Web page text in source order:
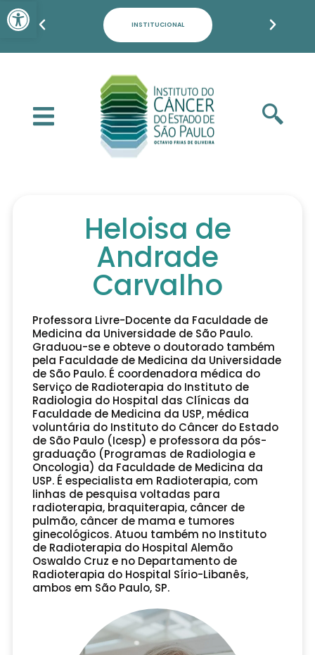
Barra de Ferramentas
PACIENTES, FAMILIARES E POPULAÇÃO
Heloisa de
Andrade
Carvalho
Professora Livre-Docente da Faculdade de
Medicina da Universidade de São Paulo.
Graduou-se e obteve o doutorado também
pela Faculdade de Medicina da Universidade
de São Paulo. É coordenadora médica do
Serviço de Radioterapia do Instituto de
Radiologia do Hospital das Clínicas da
Faculdade de Medicina da USP, médica
voluntária do Instituto do Câncer do Estado
de São Paulo (Icesp) e professora da pós-
graduação (Programas de Radiologia e
Oncologia) da Faculdade de Medicina da
USP. É especialista em Radioterapia, com
linhas de pesquisa voltadas para
radioterapia, braquiterapia, câncer de
pulmão, câncer de mama e tumores
ginecológicos. Atuou também no Instituto
de Radioterapia do Hospital Alemão
Oswaldo Cruz e no Departamento de
Radioterapia do Hospital Sírio-Libanês,
ambos em São Paulo, SP.